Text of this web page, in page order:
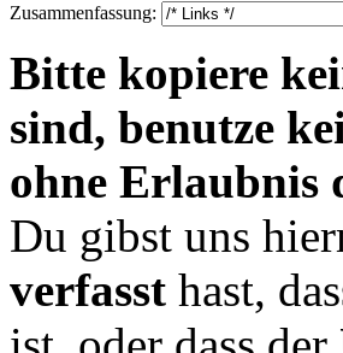
Zusammenfassung:
Bitte kopiere
sind, benutze
ohne Erlaubnis
Du gibst uns
verfasst hast,